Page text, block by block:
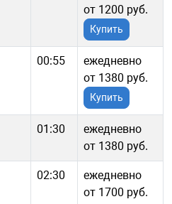
от 1200 руб.
Купить
00:55
ежедневно
от 1380 руб.
Купить
01:30
ежедневно
от 1380 руб.
02:30
ежедневно
от 1700 руб.